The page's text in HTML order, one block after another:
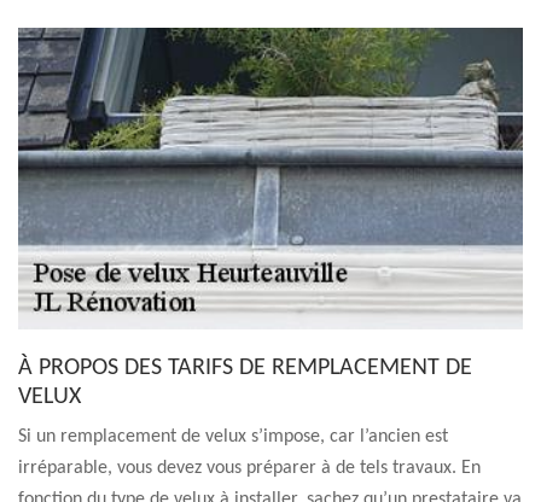
À PROPOS DES TARIFS DE REMPLACEMENT DE
VELUX
Si un remplacement de velux s’impose, car l’ancien est
irréparable, vous devez vous préparer à de tels travaux. En